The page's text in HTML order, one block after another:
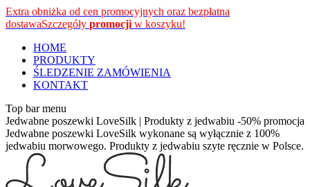
Przewiń
do
Extra obniżka od cen promocyjnych oraz bezpłatna
dostawaSzczegóły promocji w koszyku!
HOME
PRODUKTY
ŚLEDZENIE ZAMÓWIENIA
KONTAKT
Top bar menu
Jedwabne poszewki LoveSilk | Produkty z jedwabiu -50% promocja
Jedwabne poszewki LoveSilk wykonane są wyłącznie z 100%
jedwabiu morwowego. Produkty z jedwabiu szyte ręcznie w Polsce.